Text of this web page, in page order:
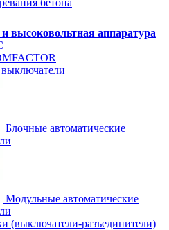
бетона
высоковольтная аппаратура
Блочные автоматические
Модульные автоматические
(выключатели-разъединители)